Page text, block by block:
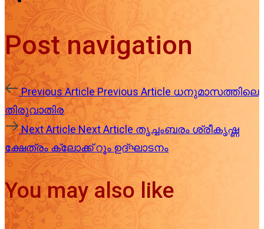
Post navigation
Previous ArticlePrevious Article ധനുമാസത്തിലെ
തിരുവാതിര
Next Article Next Article തൃച്ചംബരം ശ്രീകൃഷ്ണ
ക്ഷേത്രം ക്ലോക്ക് റൂം ഉദ്ഘാടനം
You may also like